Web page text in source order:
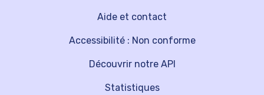
Découvrir notre API
Aide et contact
Statistiques
Accessibilité : Non conforme